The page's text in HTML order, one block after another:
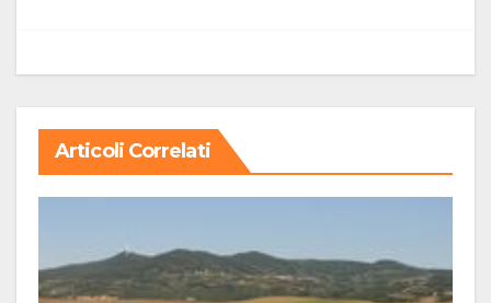
Articoli Correlati